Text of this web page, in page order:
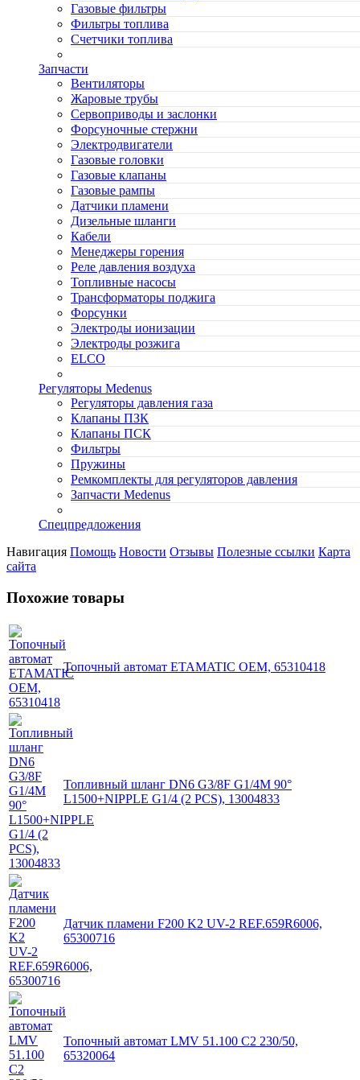
Газовые фильтры
Фильтры топлива
Счетчики топлива
Запчасти
Вентиляторы
Жаровые трубы
Сервоприводы и заслонки
Форсуночные стержни
Электродвигатели
Газовые головки
Газовые клапаны
Газовые рампы
Датчики пламени
Дизельные шланги
Кабели
Менеджеры горения
Реле давления воздуха
Топливные насосы
Трансформаторы поджига
Форсунки
Электроды ионизации
Электроды розжига
ELCO
Регуляторы Medenus
Регуляторы давления газа
Клапаны ПЗК
Клапаны ПСК
Фильтры
Пружины
Ремкомплекты для регуляторов давления
Запчасти Medenus
Спецпредложения
Навигация Помощь Новости Отзывы Полезные ссылки Карта
сайта
Похожие товары
Топочный автомат ETAMATIC OEM, 65310418
Топливный шланг DN6 G3/8F G1/4M 90°
L1500+NIPPLE G1/4 (2 PCS), 13004833
Датчик пламени F200 K2 UV-2 REF.659R6006,
65300716
Топочный автомат LMV 51.100 C2 230/50,
65320064